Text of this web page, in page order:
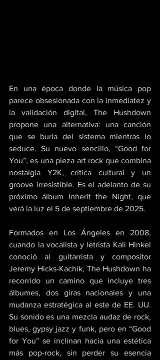
En una época donde la música pop
parece obsesionada con la inmediatez y
la validación digital, The Hushdown
propone una alternativa: una canción
que se burla del sistema mientras lo
seduce. Su nuevo sencillo, “Good for
You”, es una pieza art rock que combina
nostalgia Y2K, crítica cultural y un
groove irresistible. Es el adelanto de su
próximo álbum Inherit the Night, que
verá la luz el 5 de septiembre de 2025.
Formados en Los Ángeles en 2008,
cuando la vocalista y letrista Kali Hinkel
conoció al guitarrista y compositor
Jeremy Hicks-Kachik, The Hushdown ha
recorrido un camino que incluye tres
álbumes, dos giras nacionales y una
mudanza estratégica al este de EE. UU.
Su sonido es una mezcla audaz de rock,
blues, gypsy jazz y funk, pero en “Good
for You” se inclinan hacia una estética
más pop-rock, sin perder su esencia